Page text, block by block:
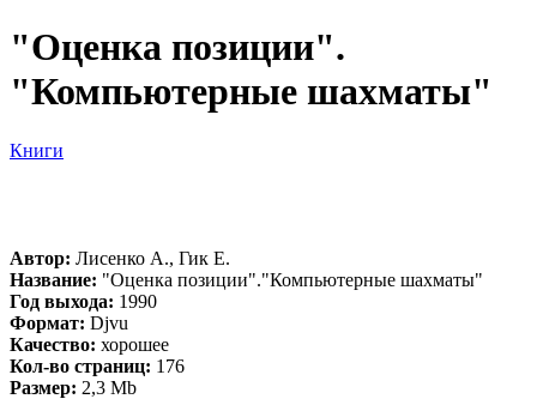
"Оценка позиции".
"Компьютерные шахматы"
Книги
Автор: Лисенко А., Гик Е.
Название: "Оценка позиции"."Компьютерные шахматы"
Год выхода: 1990
Формат: Djvu
Качество: хорошее
Кол-во страниц: 176
Размер: 2,3 Mb